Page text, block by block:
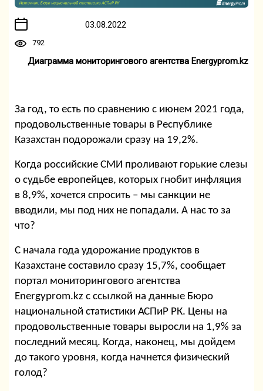
03.08.2022
792
Диаграмма мониторингового агентства Energyprom.kz
За год, то есть по сравнению с июнем 2021 года,
продовольственные товары в Республике
Казахстан подорожали сразу на 19,2%.
Когда российские СМИ проливают горькие слезы
о судьбе европейцев, которых гнобит инфляция
в 8,9%, хочется спросить – мы санкции не
вводили, мы под них не попадали. А нас то за
что?
С начала года удорожание продуктов в
Казахстане составило сразу 15,7%, сообщает
портал мониторингового агентства
Energyprom.kz с ссылкой на данные Бюро
национальной статистики АСПиР РК. Цены на
продовольственные товары выросли на 1,9% за
последний месяц. Когда, наконец, мы дойдем
до такого уровня, когда начнется физический
голод?